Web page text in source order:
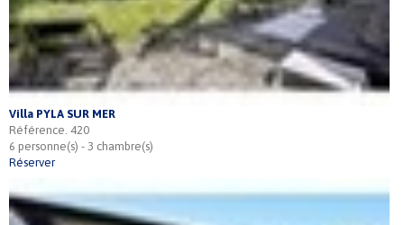
Villa PYLA SUR MER
Référence. 420
6 personne(s) - 3 chambre(s)
Réserver